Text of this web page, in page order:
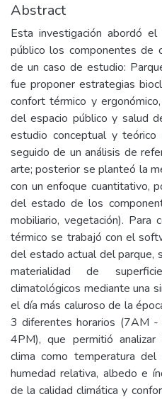
Abstract
Esta investigación abordó
público los componentes de
de un caso de estudio:
fue proponer estrategias
confort térmico y
del espacio público y salud
estudio conceptual y
seguido de un análisis de
arte; posterior se planteó la
con un enfoque cuantitativo,
del estado de los
mobiliario, vegetación).
térmico se trabajó con el
del estado actual del parque,
materialidad de
climatológicos mediante una
el día más caluroso de la
3 diferentes horarios (7AM
4PM), que permitió
clima como temperatura del
humedad relativa, albedo e
de la calidad climática y